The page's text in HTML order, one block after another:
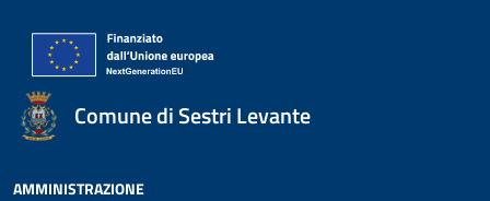
Comune di Sestri Levante
AMMINISTRAZIONE